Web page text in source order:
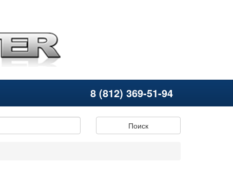
8 (812) 369-51-94
Поиск